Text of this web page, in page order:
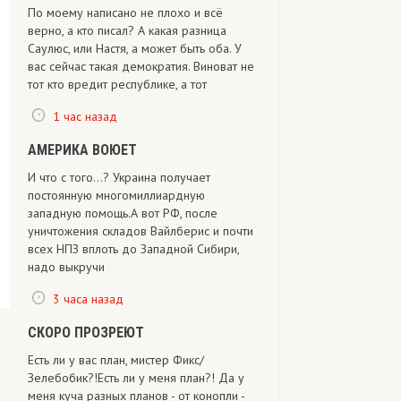
По моему написано не плохо и всё
верно, а кто писал? А какая разница
Саулюс, или Настя, а может быть оба. У
вас сейчас такая демократия. Виноват не
тот кто вредит республике, а тот
1 час назад
АМЕРИКА ВОЮЕТ
И что с того...? Украина получает
постоянную многомиллиардную
западную помощь.А вот РФ, после
уничтожения складов Вайлберис и почти
всех НПЗ вплоть до Западной Сибири,
надо выкручи
3 часа назад
СКОРО ПРОЗРЕЮТ
Есть ли у вас план, мистер Фикс/
Зелебобик?!Есть ли у меня план?! Да у
меня куча разных планов - от конопли -